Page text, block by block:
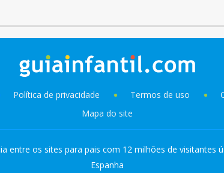
Política de privacidade Termos de uso
Mapa do site
entre os sites para pais com 12 milhões de visitantes
Espanha